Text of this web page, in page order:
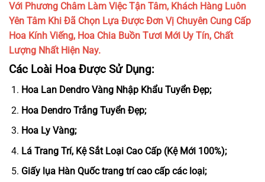
Với Phương Châm Làm Việc Tận Tâm, Khách Hàng Luôn
Yên Tâm Khi Đã Chọn Lựa Được Đơn Vị Chuyên Cung Cấp
Hoa Kính Viếng, Hoa Chia Buồn Tươi Mới Uy Tín, Chất
Lượng Nhất Hiện Nay.
Các Loài Hoa Được Sử Dụng:
Hoa Lan Dendro Vàng Nhập Khẩu Tuyển Đẹp;
Hoa Dendro Trắng Tuyển Đẹp;
Hoa Ly Vàng;
Lá Trang Trí, Kệ Sắt Loại Cao Cấp (Kệ Mới 100%);
Giấy lụa Hàn Quốc trang trí cao cấp các loại;